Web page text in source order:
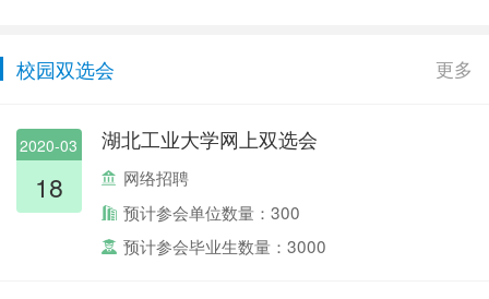
校园双选会 更多
2020-03
18
湖北工业大学网上双选会
网络招聘
预计参会单位数量：300
预计参会毕业生数量：3000